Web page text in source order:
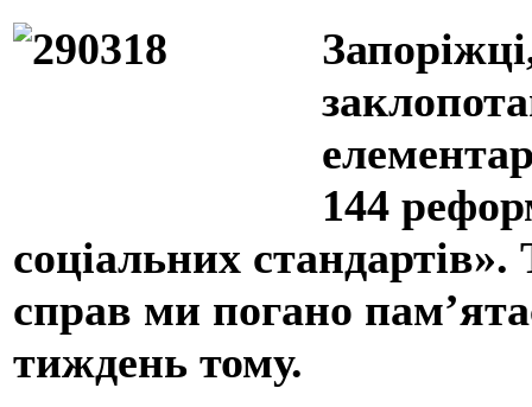
144
соціальних стандартів».
справ ми погано
тиждень тому.